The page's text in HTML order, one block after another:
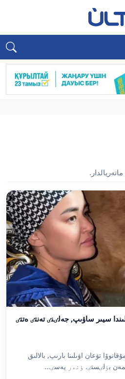
سيىر ساۋىپ, جەلٸنٸ تەنتٸ ەتتٸ
تۋعان اۋىلىنا بارىپ, بالالىق
بٶلٸستٸ. ٶنەر يەسٸ...